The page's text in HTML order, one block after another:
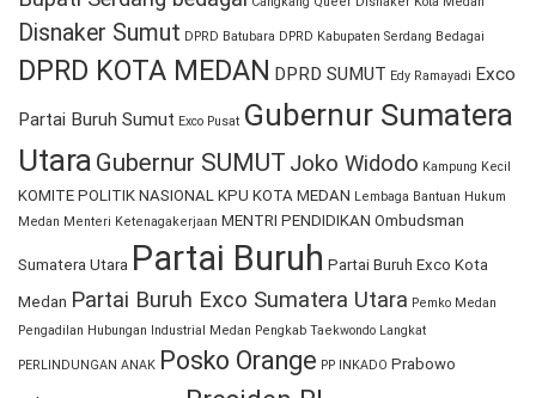
Disnaker Sumut DPRD Batubara DPRD Kabupaten Serdang Bedagai
DPRD KOTA MEDAN DPRD SUMUT Edy Ramayadi Exco
Partai Buruh Sumut Exco Pusat Gubernur Sumatera
Utara Gubernur SUMUT Joko Widodo Kampung Kecil
KOMITE POLITIK NASIONAL KPU KOTA MEDAN Lembaga Bantuan Hukum
Medan Menteri Ketenagakerjaan MENTRI PENDIDIKAN Ombudsman
Sumatera Utara Partai Buruh Partai Buruh Exco Kota
Medan Partai Buruh Exco Sumatera Utara Pemko Medan
Pengadilan Hubungan Industrial Medan Pengkab Taekwondo Langkat
PERLINDUNGAN ANAK Posko Orange PP INKADO Prabowo